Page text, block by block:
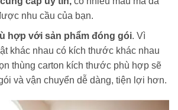
nhu cầu của bạn.
hợp với sản phẩm đóng gói. Vì
khác nhau có kích thước khác nhau
thùng carton kích thước phù hợp sẽ
và vận chuyển dễ dàng, tiện lợi hơn.